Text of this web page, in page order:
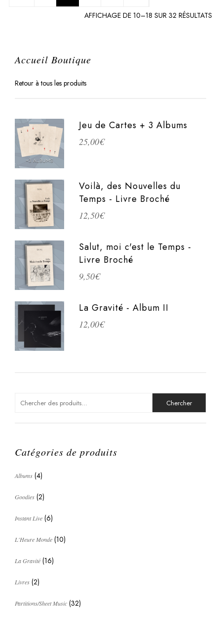
AFFICHAGE DE 10–18 SUR 32 RÉSULTATS
Accueil Boutique
Retour à tous les produits
Jeu de Cartes + 3 Albums
25,00€
Voilà, des Nouvelles du
Temps - Livre Broché
12,50€
Salut, moi c'est le Temps -
Livre Broché
9,50€
La Gravité - Album II
12,00€
Search
for:
Catégories de produits
Albums (4)
Goodies (2)
Instant Live (6)
L'Heure Monde (10)
La Gravité (16)
Livres (2)
Partitions/Sheet Music (32)